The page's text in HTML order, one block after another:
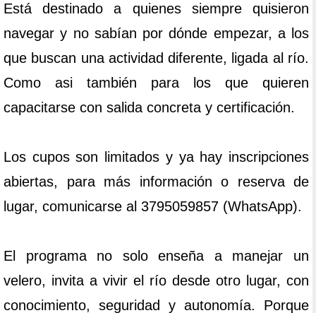
Está destinado a quienes siempre quisieron
navegar y no sabían por dónde empezar, a los
que buscan una actividad diferente, ligada al río.
Como asi también para los que quieren
capacitarse con salida concreta y certificación.
Los cupos son limitados y ya hay inscripciones
abiertas, para más información o reserva de
lugar, comunicarse al 3795059857 (WhatsApp).
El programa no solo enseña a manejar un
velero, invita a vivir el río desde otro lugar, con
conocimiento, seguridad y autonomía. Porque